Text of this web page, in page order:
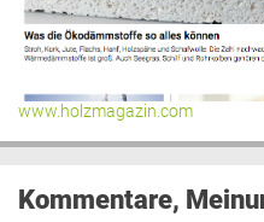
www.holzmagazin.com
Kommentare,